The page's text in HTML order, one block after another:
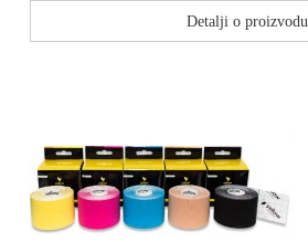
Detalji o proizvodu